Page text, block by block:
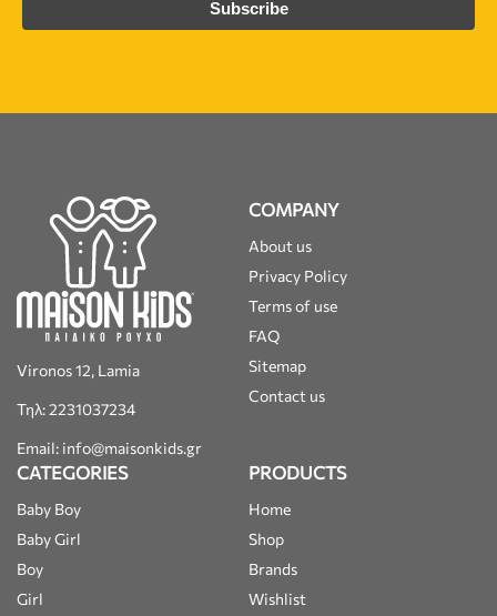
Vironos 12, Lamia
Τηλ: 2231037234
Email: info@maisonkids.gr
COMPANY
About us
Privacy Policy
Terms of use
FAQ
Sitemap
Contact us
CATEGORIES
Baby Boy
Baby Girl
Boy
Girl
PRODUCTS
Home
Shop
Brands
Wishlist